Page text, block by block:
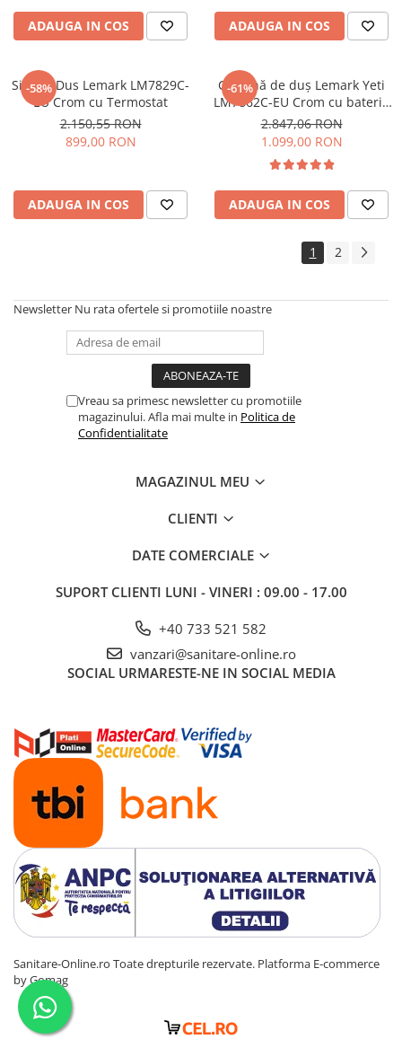
ADAUGA IN COS ADAUGA IN COS
-58%
Sistem Dus Lemark LM7829C-
EU Crom cu Termostat
2.150,55 RON
899,00 RON
ADAUGA IN COS
-61%
Coloană de duș Lemark Yeti
LM7862C-EU Crom cu baterie
termostata, cap de duș tip
tropic și pipa pivotantă
2.847,06 RON
1.099,00 RON
ADAUGA IN COS
1 2
Newsletter Nu rata ofertele si promotiile noastre
Vreau sa primesc newsletter cu promotiile
magazinului. Afla mai multe in Politica de
Confidentialitate
MAGAZINUL MEU
CLIENTI
DATE COMERCIALE
SUPORT CLIENTI LUNI - VINERI : 09.00 - 17.00
+40 733 521 582
vanzari@sanitare-online.ro
SOCIAL URMARESTE-NE IN SOCIAL MEDIA
Sanitare-Online.ro Toate drepturile rezervate. Platforma E-commerce
by Gomag